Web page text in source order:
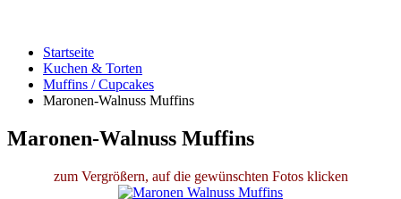
Startseite
Kuchen & Torten
Muffins / Cupcakes
Maronen-Walnuss Muffins
Maronen-Walnuss Muffins
zum Vergrößern, auf die gewünschten Fotos klicken